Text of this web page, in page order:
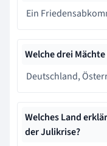
Ein
Welche drei
Deutschland,
Welches Land
der Julikrise?